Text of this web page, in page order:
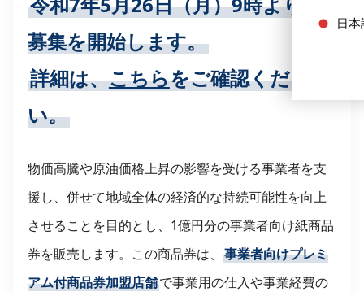
日
募集を開始します。
詳細は、こちらをご確認くださ
い。
物価高騰や原油価格上昇の影響を受ける事業者を支
援し、併せて地域全体の経済的な持続可能性を向上
させることを目的とし、1億円分の事業者向け紙商品
券を販売します。この商品券は、 事業者向けプレミ
アム付商品券加盟店舗で事業用の仕入や事業経費の